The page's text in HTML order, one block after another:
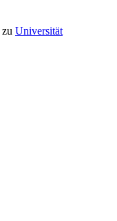
zu Universität